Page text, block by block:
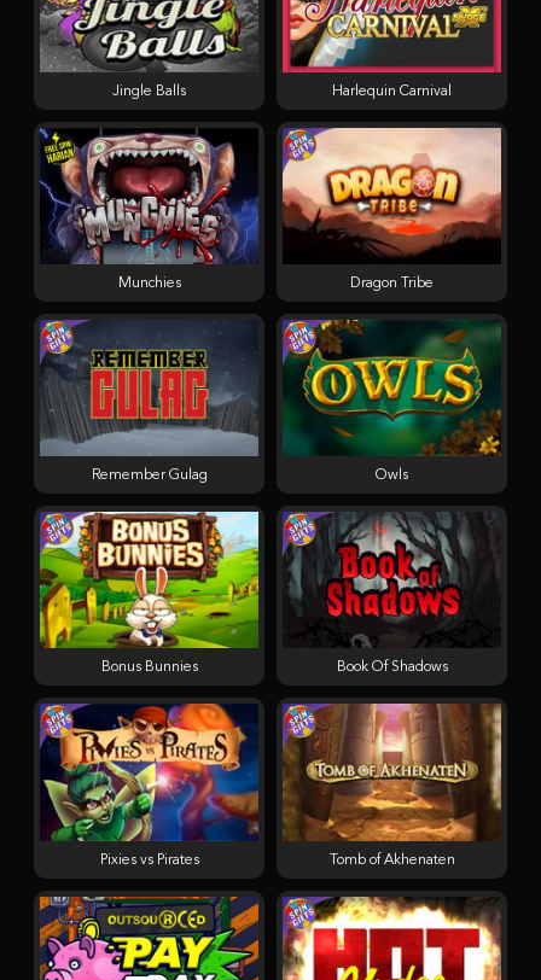
Munchies
Book Of Shadows
Tomb of Akhenaten
Dragon Tribe
Bonus Bunnies
Owls
Jingle Balls Harlequin Carnival
Pixies vs Pirates
Remember Gulag